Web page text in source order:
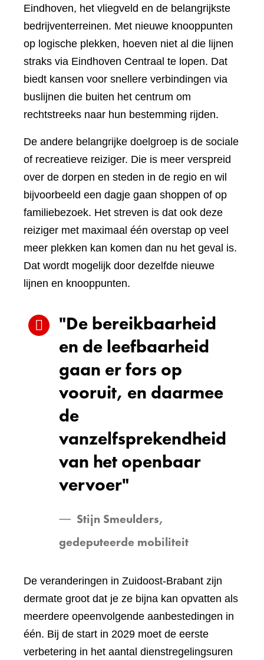
Eindhoven, het vliegveld en de belangrijkste
bedrijventerreinen. Met nieuwe knooppunten
op logische plekken, hoeven niet al die lijnen
straks via Eindhoven Centraal te lopen. Dat
biedt kansen voor snellere verbindingen via
buslijnen die buiten het centrum om
rechtstreeks naar hun bestemming rijden.
De andere belangrijke doelgroep is de sociale
of recreatieve reiziger. Die is meer verspreid
over de dorpen en steden in de regio en wil
bijvoorbeeld een dagje gaan shoppen of op
familiebezoek. Het streven is dat ook deze
reiziger met maximaal één overstap op veel
meer plekken kan komen dan nu het geval is.
Dat wordt mogelijk door dezelfde nieuwe
lijnen en knooppunten.
"De bereikbaarheid
en de leefbaarheid
gaan er fors op
vooruit, en daarmee
de
vanzelfsprekendheid
van het openbaar
vervoer"
Stijn Smeulders,
gedeputeerde mobiliteit
De veranderingen in Zuidoost-Brabant zijn
dermate groot dat je ze bijna kan opvatten als
meerdere opeenvolgende aanbestedingen in
één. Bij de start in 2029 moet de eerste
verbetering in het aantal dienstregelingsuren